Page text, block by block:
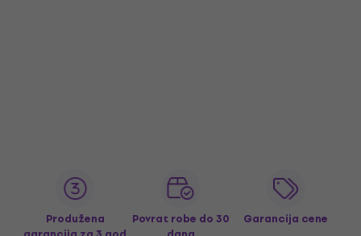
Produžena
Povrat robe do 30
Garancija cene